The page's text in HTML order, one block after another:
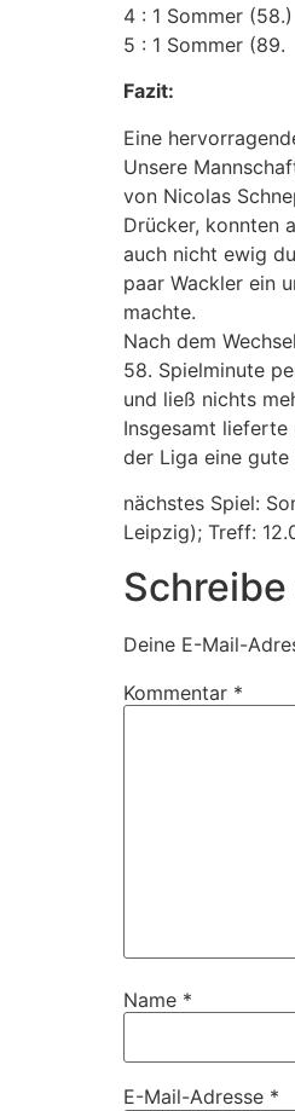
4 : 1 Sommer (58.)
5 : 1 Sommer (89.
Fazit:
Eine
Unsere
von Nicolas
Drücker, konnten
auch nicht ewig
paar Wackler ein
machte.
Nach dem
58. Spielminute
und ließ nichts
Insgesamt lieferte
der Liga eine
nächstes Spiel:
Leipzig); Treff:
Deine E-Mail-
Kommentar *
Name *
E-Mail-Adresse *